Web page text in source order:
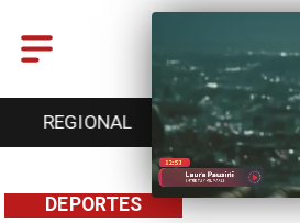
ENTRETENCIÓN DEPORTES
DEPORTES